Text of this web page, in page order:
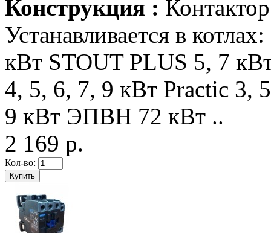
Конструкция :
Устанавливается в
кВт STOUT PLUS 5, 7
4, 5, 6, 7, 9 кВт Practic 3,
9 кВт ЭПВН 72 кВт ..
2 169 р.
Кол-во: